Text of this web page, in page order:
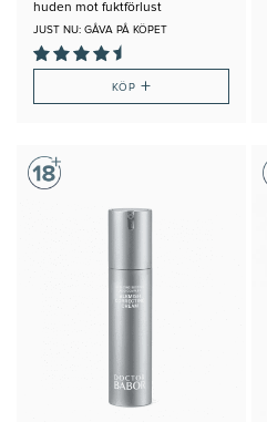
huden mot fuktförlust
JUST NU: GÅVA PÅ KÖPET
KÖP +